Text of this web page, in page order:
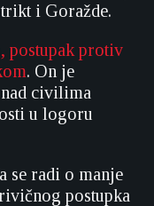
i Goražde.
postupak protiv
. On je
civilima
u logoru
se radi o manje
postupka